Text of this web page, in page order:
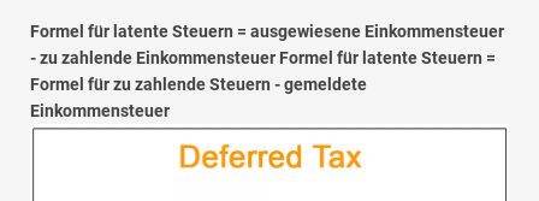
Formel für latente Steuern = ausgewiesene Einkommensteuer
- zu zahlende Einkommensteuer Formel für latente Steuern =
Formel für zu zahlende Steuern - gemeldete
Einkommensteuer